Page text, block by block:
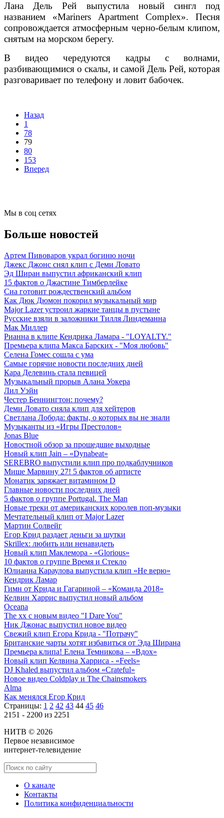
Лана Дель Рей выпустила новый сингл под
названием «Mariners Apartment Complex». Песня
сопровождается атмосферным черно-белым клипом,
снятым на морском берегу.
В видео чередуются кадры с волнами,
разбивающимися о скалы, и самой Дель Рей, которая
разговаривает по телефону и ловит бабочек.
Назад
1
78
79
80
153
Вперед
Мы в соц сетях
Больше новостей
Артем Пивоваров украл богиню ночи
Джекс Джонс снял клип с Деми Ловато
Эд Ширан выпустил африканский клип
15 фактов о Джастине Тимберлейке
Сиа готовит рождественский альбом
Как Дюк Дюмон покорил музыкальный мир
Major Lazer устроил жаркие танцы в пустыне
Русские взяли в заложники Тилля Линдеманна
Мак Миллер
Рианна в клипе Кендрика Ламара - "LOYALTY."
Премьера клипа Макса Барских - "Моя любовь"
Селена Гомес сошла с ума
Самые горячие новости последних дней
Кара Делевинь стала певицей
Музыкальный прорыв Алана Уокера
Лил Уэйн
Честер Беннингтон: почему?
Деми Ловато сняла клип для хейтеров
Светлана Лобода: факты, о которых вы не знали
Музыканты из «Игры Престолов»
Jonas Blue
Новостной обзор за прошедшие выходные
Новый клип Jain – «Dynabeat»
SEREBRO выпустили клип про подкаблучников
Мише Марвину 27! 5 фактов об артисте
Монатик заряжает витамином D
Главные новости последних дней
5 фактов о группе Portugal. The Man
Новые треки от американских королев поп-музыки
Мечтательный клип от Major Lazer
Мартин Солвейг
Егор Крид раздает деньги за шутки
Skrillex: любить или ненавидеть
Новый клип Маклемора - «Glorious»
10 фактов о группе Время и Стекло
Юлианна Караулова выпустила клип «Не верю»
Кендрик Ламар
Гимн от Крида и Гагариной – «Команда 2018»
Келвин Харрис выпустил новый альбом
Oceana
The xx с новым видео "I Dare You"
Ник Джонас выпустил новое видео
Свежий клип Егора Крида - "Потрачу"
Британские чарты хотят избавиться от Эда Ширана
Премьера клипа! Елена Темникова – «Вдох»
Новый клип Келвина Харриса - «Feels»
DJ Khaled выпустил альбом «Crateful»
Новое видео Coldplay и The Chainsmokers
Alma
Как менялся Егор Крид
Страницы: 1 2 42 43 44 45 46
2151 - 2200 из 2251
НИТВ © 2026
Первое независимое
интернет-телевидение
О канале
Контакты
Политика конфиденциальности